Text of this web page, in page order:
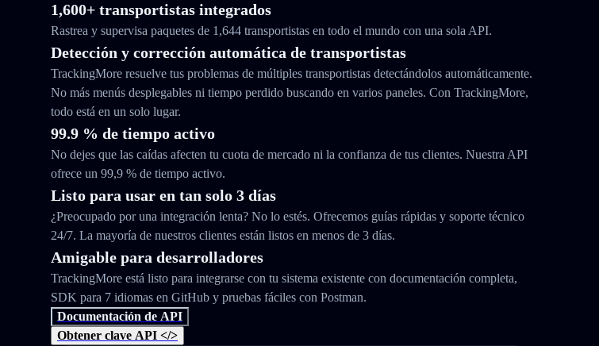
1,600+ transportistas integrados
Rastrea y supervisa paquetes de 1,644 transportistas en todo el mundo con una sola API.
Detección y corrección automática de transportistas
TrackingMore resuelve tus problemas de múltiples transportistas detectándolos automáticamente.
No más menús desplegables ni tiempo perdido buscando en varios paneles. Con TrackingMore,
todo está en un solo lugar.
99.9 % de tiempo activo
No dejes que las caídas afecten tu cuota de mercado ni la confianza de tus clientes. Nuestra API
ofrece un 99,9 % de tiempo activo.
Listo para usar en tan solo 3 días
¿Preocupado por una integración lenta? No lo estés. Ofrecemos guías rápidas y soporte técnico
24/7. La mayoría de nuestros clientes están listos en menos de 3 días.
Amigable para desarrolladores
TrackingMore está listo para integrarse con tu sistema existente con documentación completa,
SDK para 7 idiomas en GitHub y pruebas fáciles con Postman.
Documentación de API
Obtener clave API </>